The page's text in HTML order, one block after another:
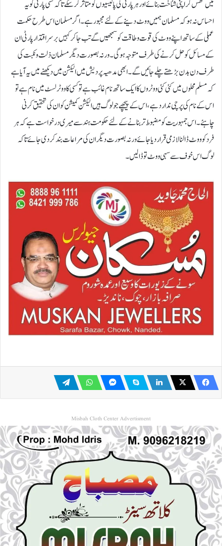
میں گھس کر اپنی شناخت بنائے اور ہر پارٹی کی پالیسیوں کو متاثر کرسکے تاکہ کسی پارٹی کو یہ
احساس نہ ہو کہ مسلمان ہمیں ووٹ دینے کے لئے مجبور ہے۔ اگر مسلمان اس طرح حکمت
عملی کے ساتھ اپنے ووٹ کی قوت و طاقت کو سمجھیں گے تب جاکر کہیں برسراقتدار پارٹی ان
کے مسائل کو حل کرنے کی طرف متوجہ ہوگی۔ ورنہ بصورت دیگر مسلمان ذلت و نکبت کی
طرف دن بدن بڑھتے چلے جائیں گے۔ ابھی مدھیہ پردیش میں الیکشن میں دیکھنے میں یہ آیا ہے
کہ مسلم محلوں میں کئی کئی ووٹروں کا ایک ساتھ نام غائب ہے تو کسی کا ووٹر لسٹ میں نام ہے تو
اس کے نام کی پرچی ندارد ہے، اس کے پیچھے جو لوگ ہیں الیکشن کمیشن کو ان کی تحقیق کرنی
چاہئے۔ اس جمہوریت کو مضبوط تر بنانے کے لئے حکومت ہند سے میری درخواست ہے کہ ہر
فرد کو ووٹ ڈالنا لازمی قرار دیا جائے ورنہ بصورت دیگر ان کی مراعات بند کر دی جائے تاکہ
لوگ اس خوف سے سہی ووٹ تو ڈالیں۔
Misbah Cloth Center Advertisment